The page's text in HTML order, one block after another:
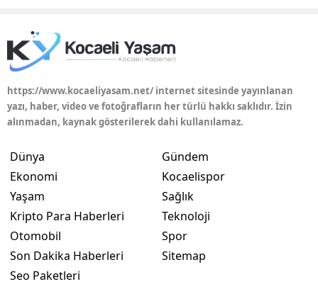
https://www.kocaeliyasam.net/ internet sitesinde yayınlanan
yazı, haber, video ve fotoğrafların her türlü hakkı saklıdır. İzin
alınmadan, kaynak gösterilerek dahi kullanılamaz.
Dünya
Ekonomi
Yaşam
Kripto Para Haberleri
Otomobil
Son Dakika Haberleri
Seo Paketleri
Gündem
Kocaelispor
Sağlık
Teknoloji
Spor
Sitemap